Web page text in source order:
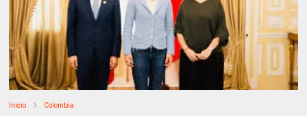
Inicio Colombia